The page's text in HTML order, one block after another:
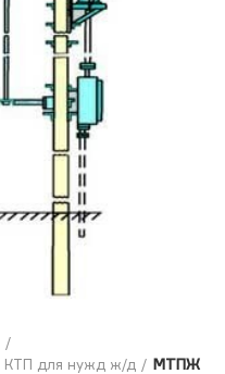
КТП для нужд ж/д МТПЖ